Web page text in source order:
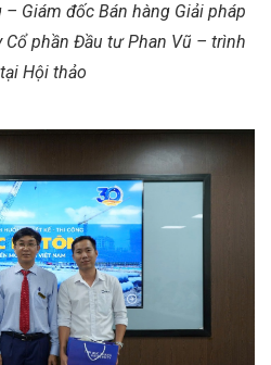
Giám đốc Bán hàng Giải pháp
Cổ phần Đầu tư Phan Vũ – trình
Hội thảo